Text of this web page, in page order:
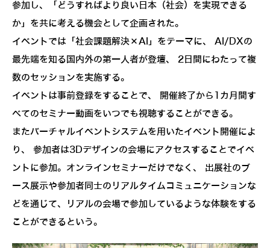
参加し、「どうすればより良い日本（社会）を実現できる
か」を共に考える機会として企画された。
イベントでは「社会課題解決×AI」をテーマに、 AI/DXの
最先端を知る国内外の第一人者が登壇、 2日間にわたって複
数のセッションを実施する。
イベントは事前登録をすることで、 開催終了から1カ月間す
べてのセミナー動画をいつでも視聴することができる。
またバーチャルイベントシステムを用いたイベント開催によ
り、 参加者は3Dデザインの会場にアクセスすることでイベ
ントに参加。オンラインセミナーだけでなく、 出展社のブ
ース展示や参加者同士のリアルタイムコミュニケーションな
どを通じて、リアルの会場で参加しているような体験をする
ことができるという。